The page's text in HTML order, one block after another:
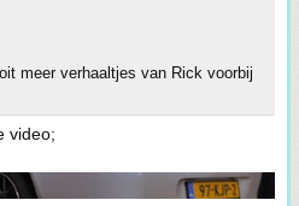
meer verhaaltjes van Rick voorbij
video;